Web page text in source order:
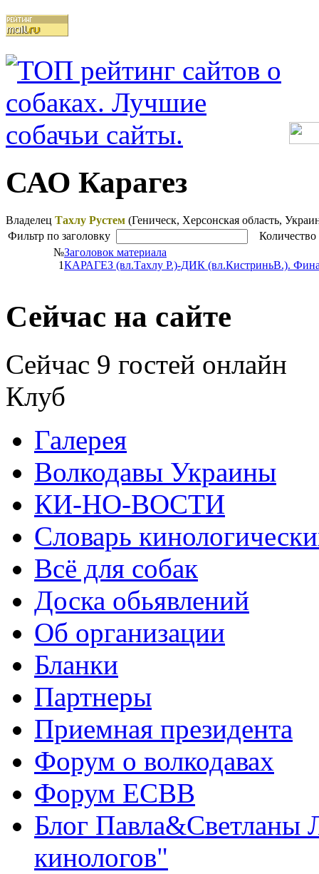
САО Карагез
Владелец Тахлу Рустем (Геническ, Херсонская область,
Фильтр по заголовку
№Заголовок материала
1КАРАГЕЗ (вл.Тахлу Р.)-ДИК (вл.КистриньВ.).
Сейчас на сайте
Сейчас 9 гостей онлайн
Клуб
Галерея
Волкодавы Украины
КИ-НО-ВОСТИ
Словарь
Всё для собак
Доска обьявлений
Об организации
Бланки
Партнеры
Приемная президента
Форум о волкодавах
Форум ЕСВВ
Блог Павла&Светланы
кинологов"